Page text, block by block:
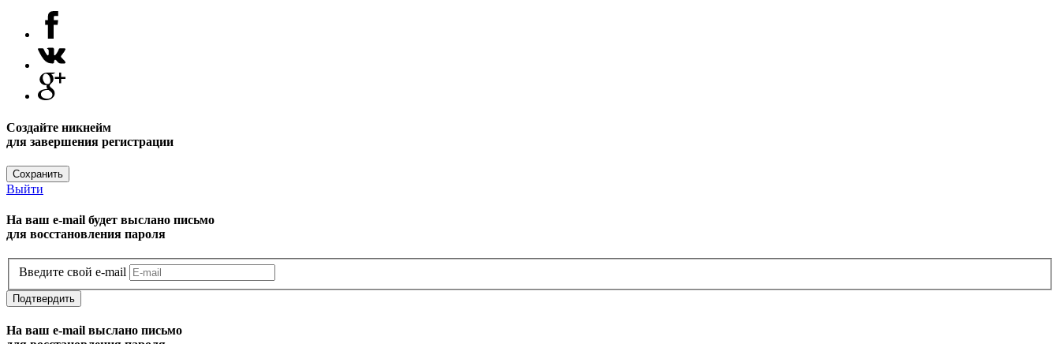
Создайте никнейм
для завершения регистрации
Сохранить
Выйти
На ваш e-mail будет выслано письмо
для восстановления пароля
Введите свой e-mail
Подтвердить
На ваш e-mail выслано письмо